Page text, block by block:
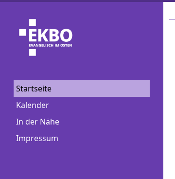
Startseite
Kalender
In der Nähe
Impressum